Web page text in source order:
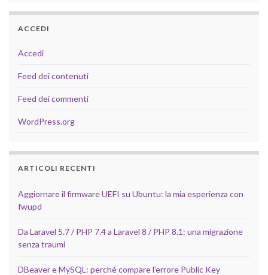
ACCEDI
Accedi
Feed dei contenuti
Feed dei commenti
WordPress.org
ARTICOLI RECENTI
Aggiornare il firmware UEFI su Ubuntu: la mia esperienza con
fwupd
Da Laravel 5.7 / PHP 7.4 a Laravel 8 / PHP 8.1: una migrazione
senza traumi
DBeaver e MySQL: perché compare l’errore Public Key